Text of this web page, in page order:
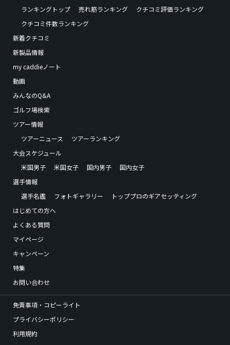
ランキングトップ
売れ筋ランキング
クチコミ評価ランキング
クチコミ件数ランキング
新着クチコミ
新製品情報
my caddieノート
動画
みんなのQ&A
ゴルフ場検索
ツアー情報
ツアーニュース
ツアーランキング
大会スケジュール
米国男子
米国女子 国内男子
国内女子
選手情報
選手名鑑
フォトギャラリー
トッププロのギアセッティング
はじめての方へ
よくある質問
マイページ
キャンペーン
特集
お問い合わせ
免責事項・コピーライト
プライバシーポリシー
利用規約